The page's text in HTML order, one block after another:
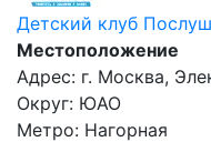
Детский клуб
Местоположение
Адрес: г. Москва,
Округ: ЮАО
Метро: Нагорная